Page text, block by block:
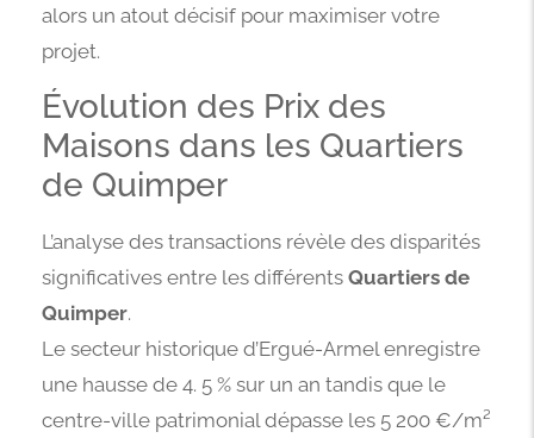
alors un atout décisif pour maximiser votre
projet.
Évolution des Prix des
Maisons dans les Quartiers
de Quimper
L’analyse des transactions révèle des disparités
significatives entre les différents Quartiers de
Quimper.
Le secteur historique d’Ergué-Armel enregistre
une hausse de 4. 5 % sur un an tandis que le
centre-ville patrimonial dépasse les 5 200 €/m²